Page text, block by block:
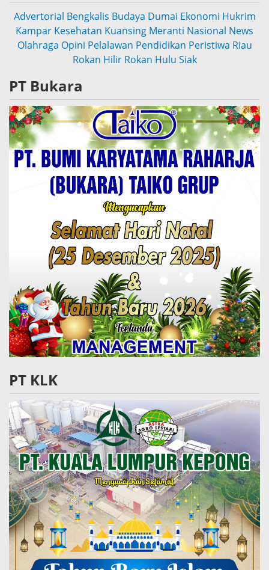
Advertorial Bengkalis Budaya Dumai Ekonomi Hukrim
Kampar Kesehatan Kuansing Meranti Nasional News
Olahraga Opini Pelalawan Pendidikan Peristiwa Riau
Rokan Hilir Rokan Hulu Siak
PT Bukara
PT KLK